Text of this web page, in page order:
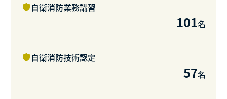
自衛消防業務講習
101名
自衛消防技術認定
57名